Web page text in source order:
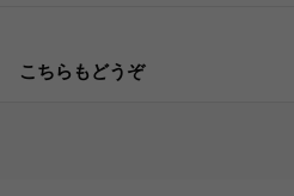
こちらもどうぞ